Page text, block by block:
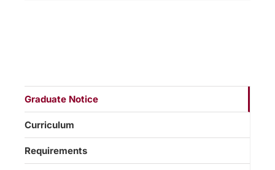
Graduate Notice
Curriculum
Requirements